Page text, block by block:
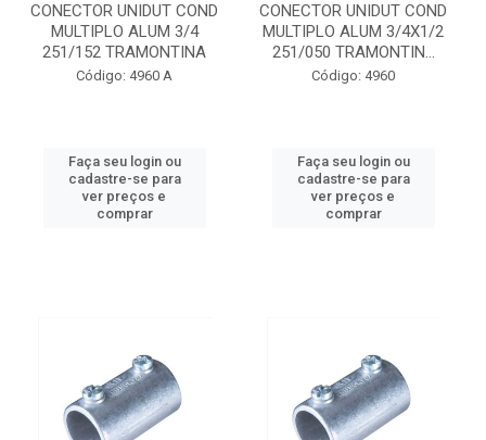
CONECTOR UNIDUT COND
MULTIPLO ALUM 3/4
251/152 TRAMONTINA
Código: 4960 A
Faça seu login ou
cadastre-se para
ver preços e
comprar
CONECTOR UNIDUT COND
MULTIPLO ALUM 3/4X1/2
251/050 TRAMONTIN...
Código: 4960
Faça seu login ou
cadastre-se para
ver preços e
comprar